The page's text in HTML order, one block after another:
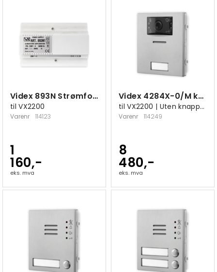
Videx 893N Strømforsyning
til VX2200
Varenr 114123
1
160,-
eks. mva
Videx 4284X-0/M kameramodul
til VX2200 | Uten knapper
Varenr 114249
8
480,-
eks. mva